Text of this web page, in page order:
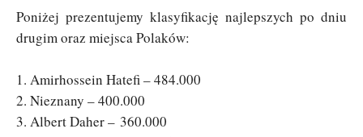
Poniżej prezentujemy klasyfikację najlepszych po dniu
drugim oraz miejsca Polaków:
1. Amirhossein Hatefi – 484.000
2. Nieznany – 400.000
3. Albert Daher – 360.000